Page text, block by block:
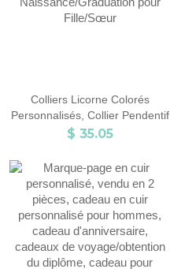
Colliers Licorne Colorés
Personnalisés, Collier Pendentif
Coeur, Bijoux pour Enfants,
Naissance/Graduation pour
Fille/Sœur
$ 35.05